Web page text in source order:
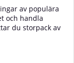
av populära
och handla
du storpack av
och